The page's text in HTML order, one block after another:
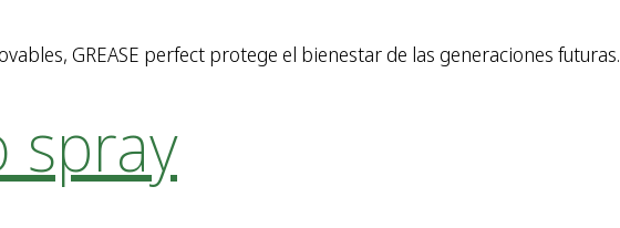
GREASE perfect protege el bienestar de las generaciones futuras.
spray